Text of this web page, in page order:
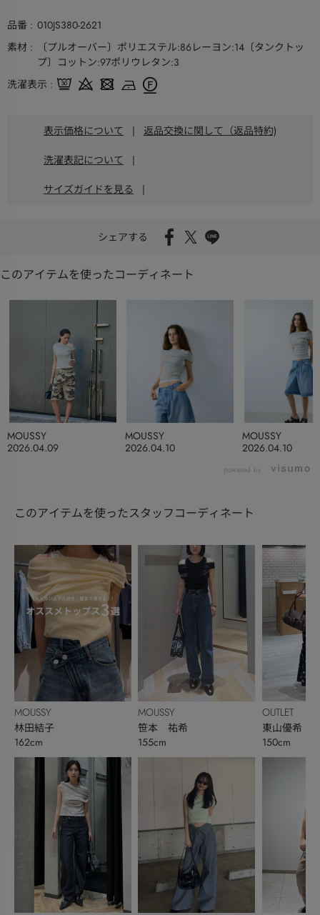
品番
010JS380-2621
素材
〔プルオーバー〕ポリエステル:86レーヨン:14〔タンクトッ
プ〕コットン:97ポリウレタン:3
洗濯表示
表示価格について | 返品交換に関して（返品特約)
洗濯表記について |
サイズガイドを見る |
シェアする
このアイテムを使ったコーディネート
2026.04.09
MOUSSY
2026.04.10
MOUSSY
2026.04.10
MOUSSY
powered by
このアイテムを使ったスタッフコーディネート
MOUSSY
林田結子
162cm
MOUSSY
笹本 祐希
155cm
OUTLET
東山優希
150cm